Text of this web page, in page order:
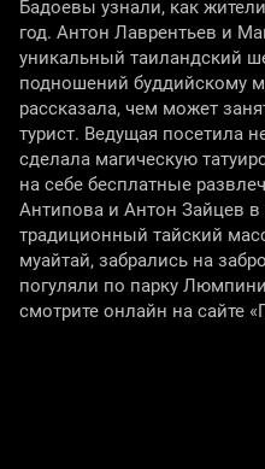
Бадоевы узнали, как
год. Антон Лаврентьев и
уникальный таиландский
подношений буддийскому
рассказала, чем может
турист. Ведущая посетила
сделала магическую
на себе бесплатные
Антипова и Антон Зайцев в
традиционный тайский
муайтай, забрались на
погуляли по парку
смотрите онлайн на сайте